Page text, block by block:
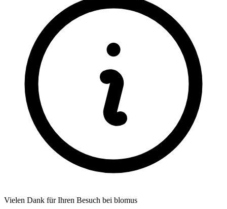
Vielen Dank für Ihren Besuch bei blomus